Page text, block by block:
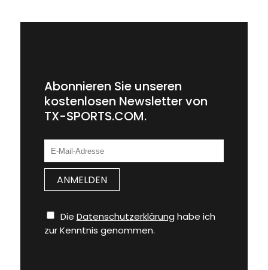
Abonnieren Sie unseren
kostenlosen Newsletter von
TX-SPORTS.COM.
Die Datenschutzerklärung habe ich
zur Kenntnis genommen.